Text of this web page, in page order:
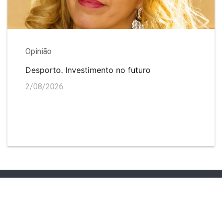
Opinião
Desporto. Investimento no futuro
2/08/2026